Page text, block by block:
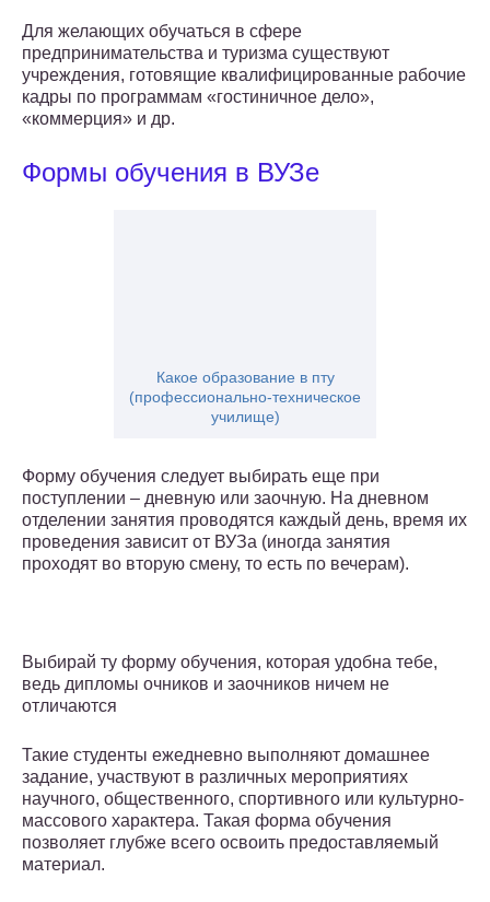
Для желающих обучаться в сфере
предпринимательства и туризма существуют
учреждения, готовящие квалифицированные рабочие
кадры по программам «гостиничное дело»,
«коммерция» и др.
Формы обучения в ВУЗе
Какое образование в пту
(профессионально-техническое
училище)
Форму обучения следует выбирать еще при
поступлении – дневную или заочную. На дневном
отделении занятия проводятся каждый день, время их
проведения зависит от ВУЗа (иногда занятия
проходят во вторую смену, то есть по вечерам).
Выбирай ту форму обучения, которая удобна тебе,
ведь дипломы очников и заочников ничем не
отличаются
Такие студенты ежедневно выполняют домашнее
задание, участвуют в различных мероприятиях
научного, общественного, спортивного или культурно-
массового характера. Такая форма обучения
позволяет глубже всего освоить предоставляемый
материал.